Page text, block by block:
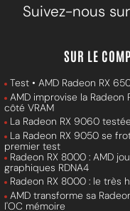
Suivez-nous sur
SUR LE
Test • AMD Radeon RX
AMD improvise la Radeon
côté VRAM
La Radeon RX 9060 testée
La Radeon RX 9050 se
premier test
Radeon RX 8000 : AMD
graphiques RDNA4
Radeon RX 8000 : le très
AMD transforme sa
l'OC mémoire